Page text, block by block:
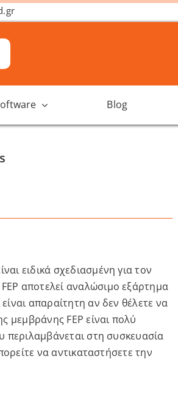
Blog
ειδικά σχεδιασμένη για τον
αποτελεί αναλώσιμο εξάρτημα
απαραίτητη αν δεν θέλετε να
μεμβράνης FEP είναι πολύ
περιλαμβάνεται στη συσκευασία
να αντικαταστήσετε την